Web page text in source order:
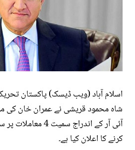
اسلام آباد (ویب ڈیسک) پاکستان
شاہ محمود قریشی نے عمران خان کی
آئی آر کے اندراج
کرنے کا اعلان کیا ہے۔